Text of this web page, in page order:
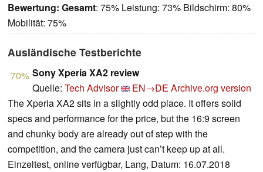
Bewertung: Gesamt: 75% Leistung: 73% Bildschirm: 80%
Mobilität: 75%
Ausländische Testberichte
70% Sony Xperia XA2 review
Quelle: Tech Advisor EN→DE Archive.org version
The Xperia XA2 sits in a slightly odd place. It offers solid
specs and performance for the price, but the 16:9 screen
and chunky body are already out of step with the
competition, and the camera just can’t keep up at all.
Einzeltest, online verfügbar, Lang, Datum: 16.07.2018